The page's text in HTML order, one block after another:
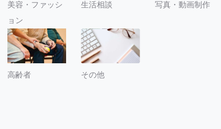
美容・ファッシ
ョン
生活相談 写真・動画制作
高齢者 その他